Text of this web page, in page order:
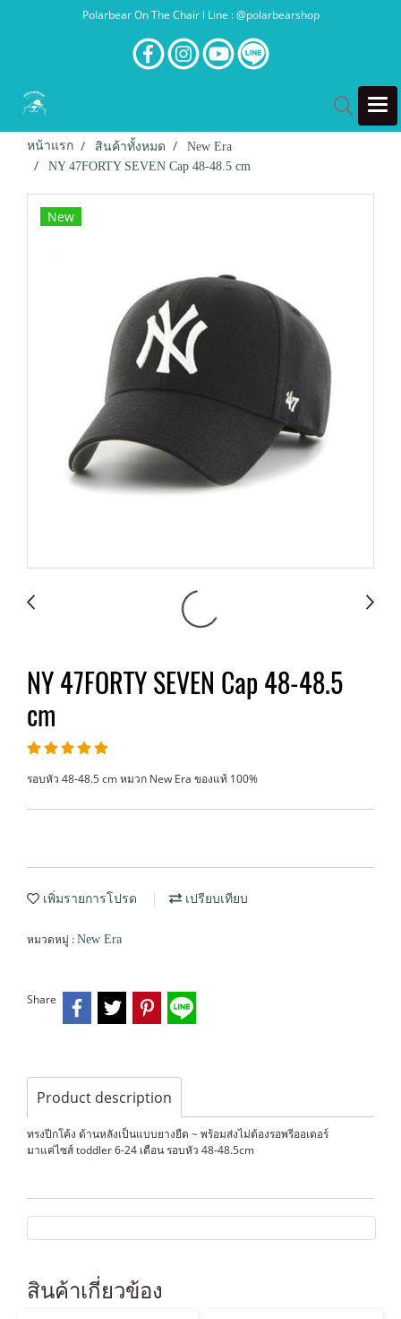
Polarbear On The Chair l Line : @polarbearshop
หน้าแรก สินค้าทั้งหมด
New Era
NY 47FORTY SEVEN Cap 48-48.5 cm
New
NY 47FORTY SEVEN Cap 48-48.5
cm
รอบหัว 48-48.5 cm หมวก New Era ของแท้ 100%
เพิ่มรายการโปรด เปรียบเทียบ
หมวดหมู่ : New Era
Share
Product description
ทรงปีกโค้ง ด้านหลังเป็นแบบยางยืด ~ พร้อมส่งไม่ต้องรอพรีออเดอร์
มาแค่ไซส์ toddler 6-24 เดือน รอบหัว 48-48.5cm
สินค้าเกี่ยวข้อง